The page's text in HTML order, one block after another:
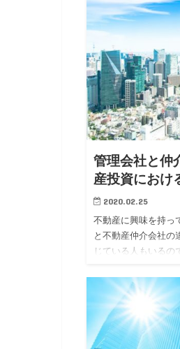
管理会社と仲
産投資におけ
2020.02.25
不動産に興味を持っ
と不動産仲介会社の
じている人もいるの
す。 今回は、そんな